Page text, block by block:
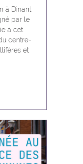
à Dinant
par le
à cet
centre-
et